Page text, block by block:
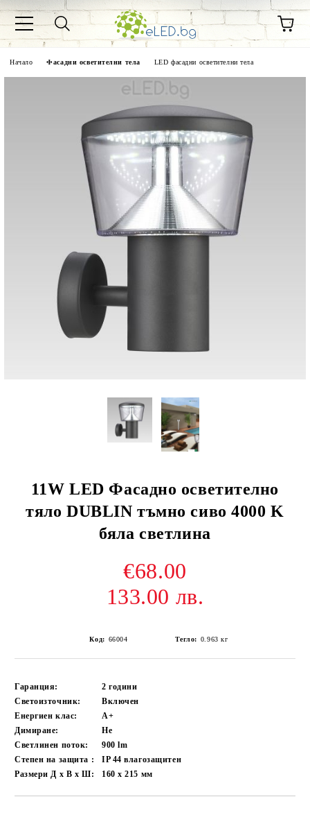
Начало Фасадни осветителни тела LED фасадни осветителни тела
11W LED Фасадно осветително
тяло DUBLIN тъмно сиво 4000 K
бяла светлина
€68.00
133.00 лв.
Код: 66004 Тегло: 0.963 кг
Гаранция:
2 години
Светоизточник:
Включен
Енергиен клас:
A+
Димиране:
Не
Светлинен поток:
900lm
Степен на защита :
IP 44 влагозащитен
Размери Д х В х Ш:
160 x 215 мм